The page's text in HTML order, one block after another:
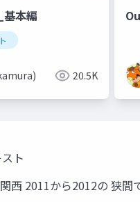
本編
20.5K
ト
西 2011から2012の 狭間